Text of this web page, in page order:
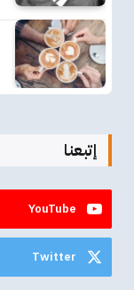
إتبعنا
YouTube
Twitter